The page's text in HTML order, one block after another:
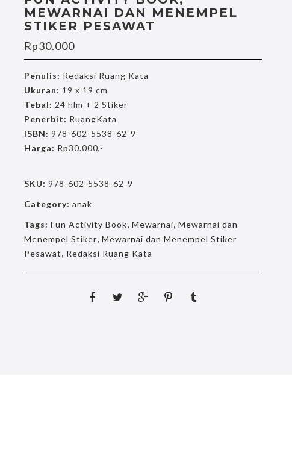
MEWARNAI DAN MENEMPEL
STIKER PESAWAT
Rp30.000
Penulis: Redaksi Ruang Kata
Ukuran: 19 x 19 cm
Tebal: 24 hlm + 2 Stiker
Penerbit: RuangKata
ISBN: 978-602-5538-62-9
Harga: Rp30.000,-
SKU:978-602-5538-62-9
Category:anak
Tags:Fun Activity Book,Mewarnai,Mewarnai dan
Menempel Stiker,Mewarnai dan Menempel Stiker
Pesawat, Redaksi Ruang Kata